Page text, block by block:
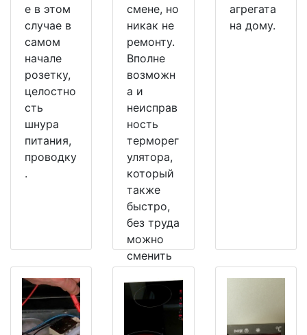
е в этом
случае в
самом
начале
розетку,
целостно
сть
шнура
питания,
проводку
.
смене, но
никак не
ремонту.
Вполне
возможн
а и
неисправ
ность
терморег
улятора,
который
также
быстро,
без труда
можно
сменить
рабочий.
агрегата
на дому.